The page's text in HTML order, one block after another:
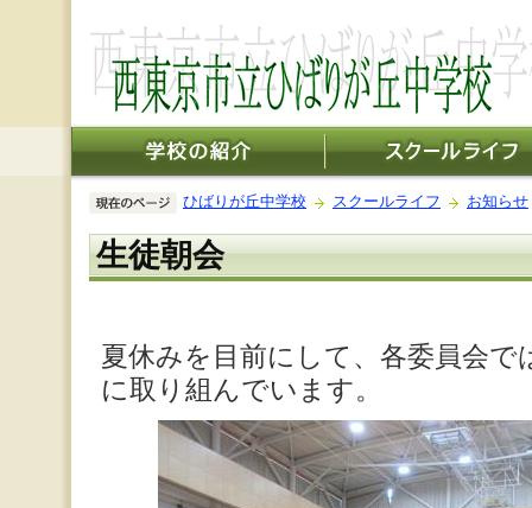
ひばりが丘中学校 スクールライフ お知らせ
生徒朝会
夏休みを目前にして、各委員会
に取り組んでいます。